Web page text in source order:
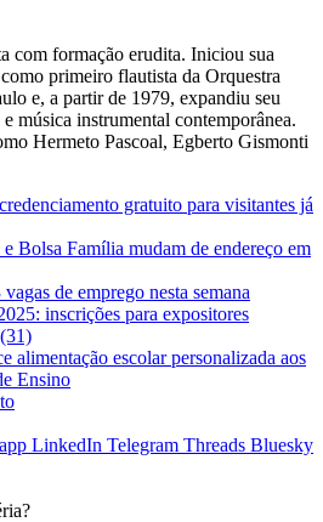
com formação erudita. Iniciou sua
primeiro flautista da Orquestra
e, a partir de 1979, expandiu seu
música instrumental contemporânea.
Hermeto Pascoal, Egberto Gismonti
gratuito para visitantes já
Bolsa Família mudam de endereço em
de emprego nesta semana
inscrições para expositores
alimentação escolar personalizada aos
Ensino
LinkedIn Telegram Threads Bluesky